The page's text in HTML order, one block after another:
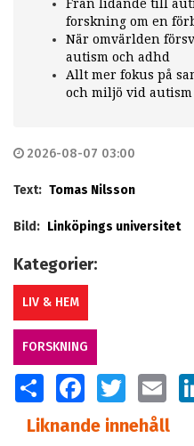
Från lidande till
forskning om en
När omvärlden
autism och adhd
Allt mer fokus på
och miljö vid autism
2026-08-07 03:00
Text: Tomas Nilsson
Bild: Linköpings universitet
Kategorier:
LIV & HEM
FORSKNING
SHARE FACEBOOKTWITTER EMAIL
Liknande innehåll